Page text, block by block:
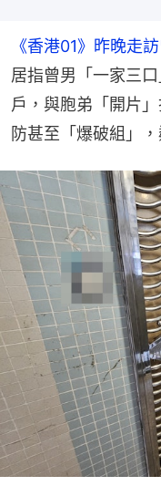
《香港01》昨晚走
居指曾男「一家三
戶，與胞弟「開片
防甚至「爆破組」